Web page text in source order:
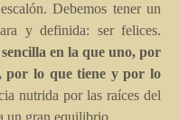
Debemos tener un
y definida: ser felices.
en la que uno, por
por lo que tiene y por lo
nutrida por las raíces del